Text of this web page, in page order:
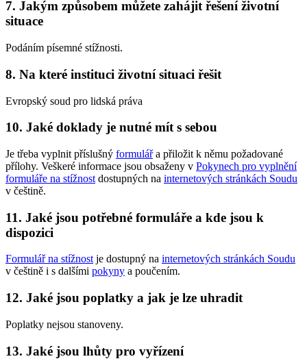
7. Jakým způsobem můžete zahájit řešení životní
situace
Podáním písemné stížnosti.
8. Na které instituci životní situaci řešit
Evropský soud pro lidská práva
10. Jaké doklady je nutné mít s sebou
Je třeba vyplnit příslušný formulářa přiložit k němu požadované
přílohy. Veškeré informace jsou obsaženy v Pokynech pro vyplnění
formuláře na stížnost dostupných na internetových stránkách Soudu
v češtině.
11. Jaké jsou potřebné formuláře a kde jsou k
dispozici
Formulář na stížnost je dostupný na internetových stránkách Soudu
v češtině i s dalšími pokyny a poučením.
12. Jaké jsou poplatky a jak je lze uhradit
Poplatky nejsou stanoveny.
13. Jaké jsou lhůty pro vyřízení